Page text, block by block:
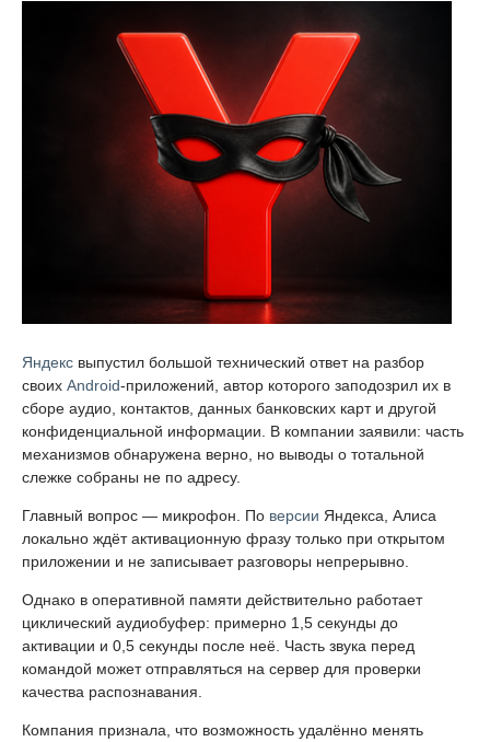
Яндекс выпустил большой технический ответ на разбор
своих Android-приложений, автор которого заподозрил их в
сборе аудио, контактов, данных банковских карт и другой
конфиденциальной информации. В компании заявили: часть
механизмов обнаружена верно, но выводы о тотальной
слежке собраны не по адресу.
Главный вопрос — микрофон. По версии Яндекса, Алиса
локально ждёт активационную фразу только при открытом
приложении и не записывает разговоры непрерывно.
Однако в оперативной памяти действительно работает
циклический аудиобуфер: примерно 1,5 секунды до
активации и 0,5 секунды после неё. Часть звука перед
командой может отправляться на сервер для проверки
качества распознавания.
Компания признала, что возможность удалённо менять